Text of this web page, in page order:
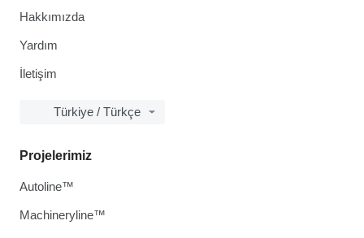
Hakkımızda
Yardım
İletişim
Türkiye / Türkçe
Projelerimiz
Autoline™
Machineryline™